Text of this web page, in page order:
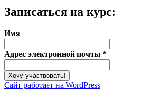
Записаться на курс:
Имя
Адрес электронной почты *
Сайт работает на WordPress